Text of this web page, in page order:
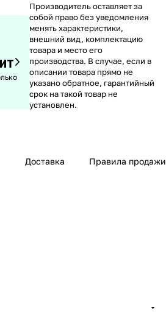
Производитель оставляет за
собой право без уведомления
менять характеристики,
внешний вид, комплектацию
товара и место его
производства. В случае, если в
описании товара прямо не
указано обратное, гарантийный
срок на такой товар не
установлен.
Доставка Правила продажи